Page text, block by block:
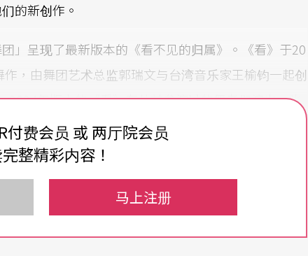
的新创作。
」呈现了最新版本的《看不见的归属》。《看》于20
，由舞团艺术总监郭瑞文与台湾音乐家王榆钧一起创
2024年版本的《看》有从前参演过的舞者们演出，也
」发展出来的「空」身体训练，于是观众不仅看到了
也看到了一部艺术作品在不断地锤炼以后的「成
到台湾高雄卫武营国家艺术文化中心演出，明年会在
月底滨海艺术中心新电信水滨剧院演出新作《Body H
付费会员 或 两厅院会员
整精彩内容！
马上注册